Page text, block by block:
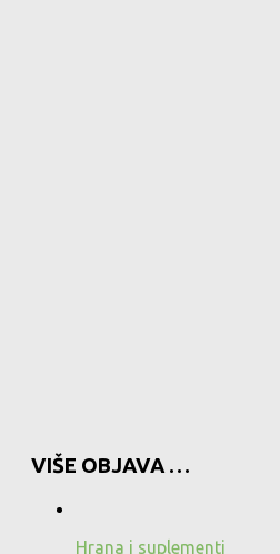
VIŠE OBJAVA …
Hrana i suplementi